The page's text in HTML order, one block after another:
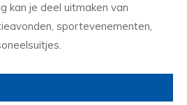
kan je deel uitmaken van
sportevenementen,